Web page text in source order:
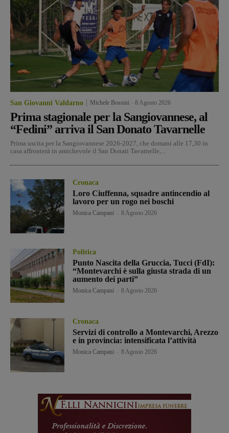
San Giovanni Valdarno Michele Bossini 8 Agosto 2026
Prima stagionale per la Sangiovannese, al
“Fedini” arriva il San Donato Tavarnelle
Prima uscita per la Sangiovannese 2026-2027, che domani alle 17,30 in
casa affronterà in amichevole il San Donati Tavarnelle,...
Cronaca
Loro Ciuffenna, squadre antincendio al
lavoro per un rogo nei boschi
Monica Campani 8 Agosto 2026
Politica
Punto Nascita della Gruccia, Tucci (FdI):
“Montevarchi è sulla giusta strada di un
aumento dei parti”
Monica Campani 8 Agosto 2026
Cronaca
Servizi di controllo a Montevarchi, Arezzo
e in provincia: intensificata l’attività
Monica Campani 8 Agosto 2026